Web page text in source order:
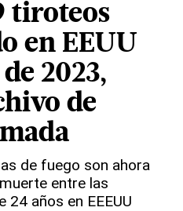
tiroteos
en EEUU
2023,
de
de fuego son ahora
entre las
años en EEEUU